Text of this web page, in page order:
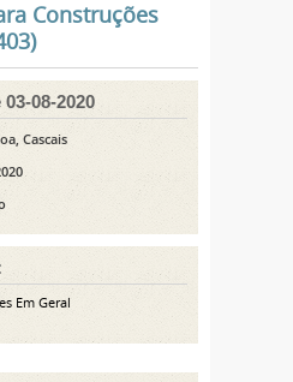
Construções
08-2020
Cascais
Em Geral